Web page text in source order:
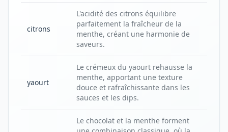
citrons
L'acidité des citrons équilibre
parfaitement la fraîcheur de la
menthe, créant une harmonie de
saveurs.
yaourt
Le crémeux du yaourt rehausse la
menthe, apportant une texture
douce et rafraîchissante dans les
sauces et les dips.
Le chocolat et la menthe forment